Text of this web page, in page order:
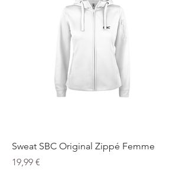
Sweat SBC Original Zippé Femme
Prix
19,99 €